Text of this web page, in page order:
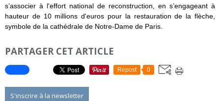
s’associer à l'effort national de reconstruction, en s’engageant à
hauteur de 10 millions d'euros pour la restauration de la flèche,
symbole de la cathédrale de Notre-Dame de Paris.
PARTAGER CET ARTICLE
Repost 0
S'inscrire à la newsletter